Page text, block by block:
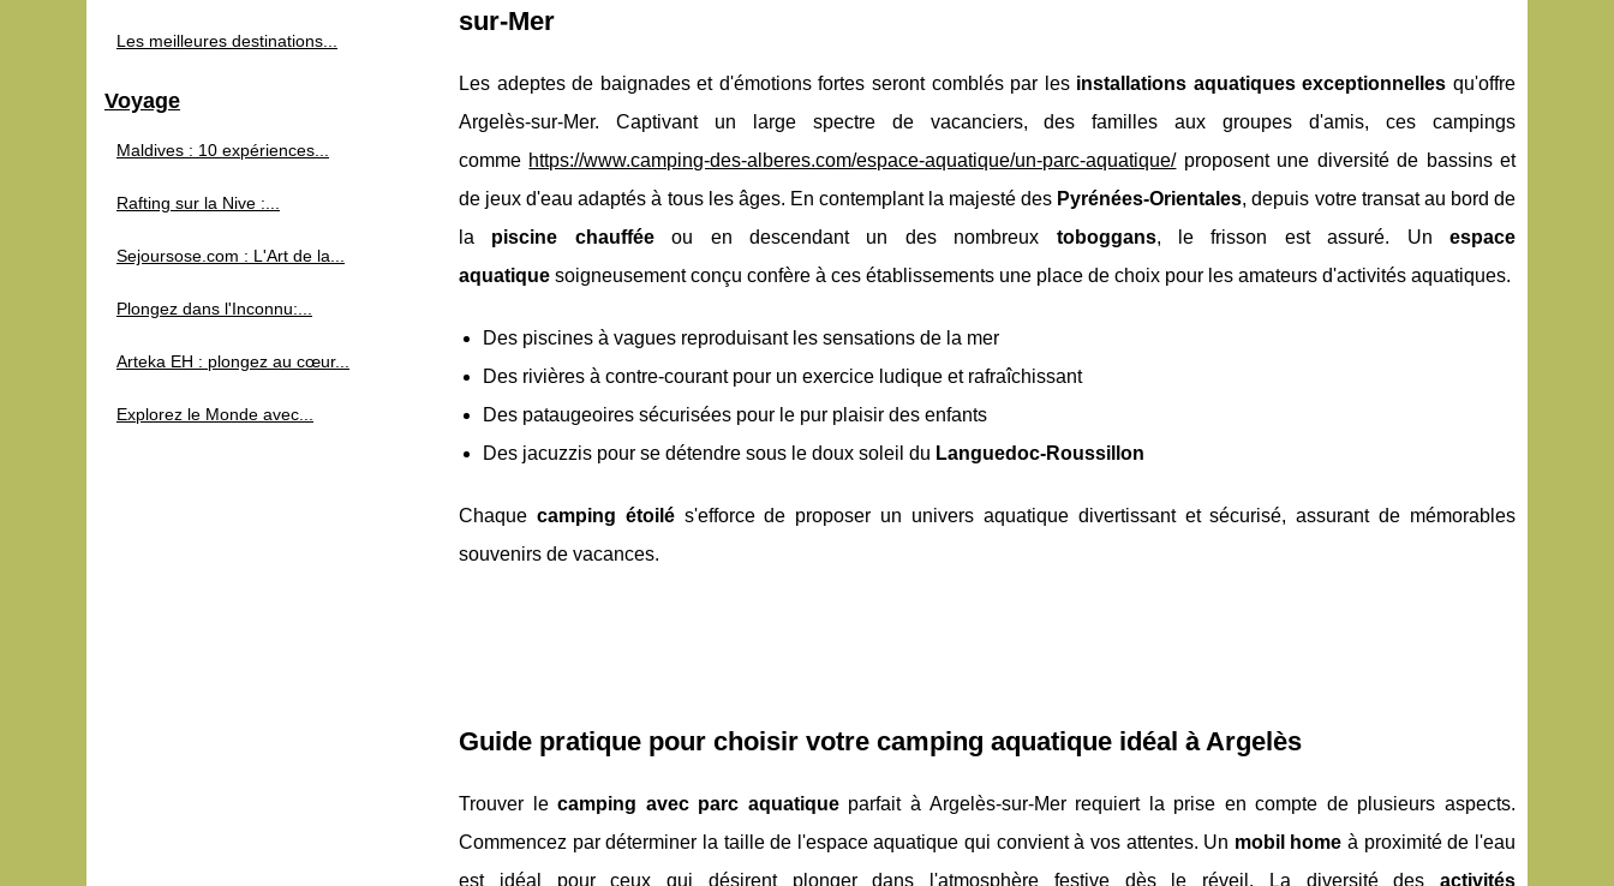
sur-Mer
Les adeptes de baignades et d'émotions fortes seront comblés par les installations aquatiques exceptionnelles qu'offre
Argelès-sur-Mer. Captivant un large spectre de vacanciers, des familles aux groupes d'amis, ces campings
comme https://www.camping-des-alberes.com/espace-aquatique/un-parc-aquatique/proposent une diversité de bassins et
de jeux d'eau adaptés à tous les âges. En contemplant la majesté des Pyrénées-Orientales, depuis votre transat au bord de
la piscine chaufféeou en descendant un des nombreux toboggans, le frisson est assuré. Unespace
aquatique soigneusement conçu confère à ces établissements une place de choix pour les amateurs d'activités aquatiques.
Des piscines à vagues reproduisant les sensations de la mer
Des rivières à contre-courant pour un exercice ludique et rafraîchissant
Des pataugeoires sécurisées pour le pur plaisir des enfants
Des jacuzzis pour se détendre sous le doux soleil du Languedoc-Roussillon
Chaque camping étoilés'efforce de proposer un univers aquatique divertissant et sécurisé, assurant de mémorables
souvenirs de vacances.
Guide pratique pour choisir votre camping aquatique idéal à Argelès
Trouver lecamping avec parc aquatiqueparfait à Argelès-sur-Mer requiert la prise en compte de plusieurs aspects.
Commencez par déterminer la taille de l'espace aquatique qui convient à vos attentes. Un mobil home à proximité de l'eau
est idéal pour ceux qui désirent plonger dans l'atmosphère festive dès le réveil. La diversité des activités
Les meilleures destinations...
Voyage
Maldives : 10 expériences...
Rafting sur la Nive :...
Sejoursose.com : L'Art de la...
Plongez dans l'Inconnu:...
Arteka EH : plongez au cœur...
Explorez le Monde avec...